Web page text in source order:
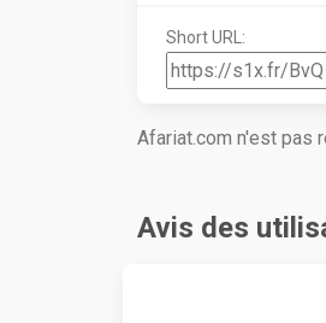
Short URL:
Afariat.com n'est pas
Avis des